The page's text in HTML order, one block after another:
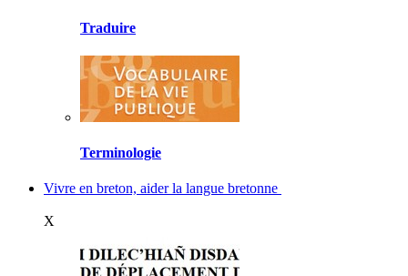
Traduire
Terminologie
Vivre en breton, aider la langue bretonne
X